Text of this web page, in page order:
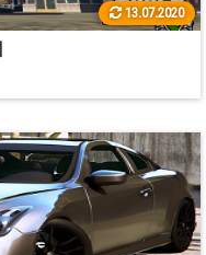
13.07.2020